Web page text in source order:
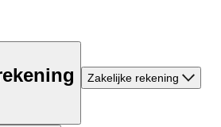
Zakelijke rekening